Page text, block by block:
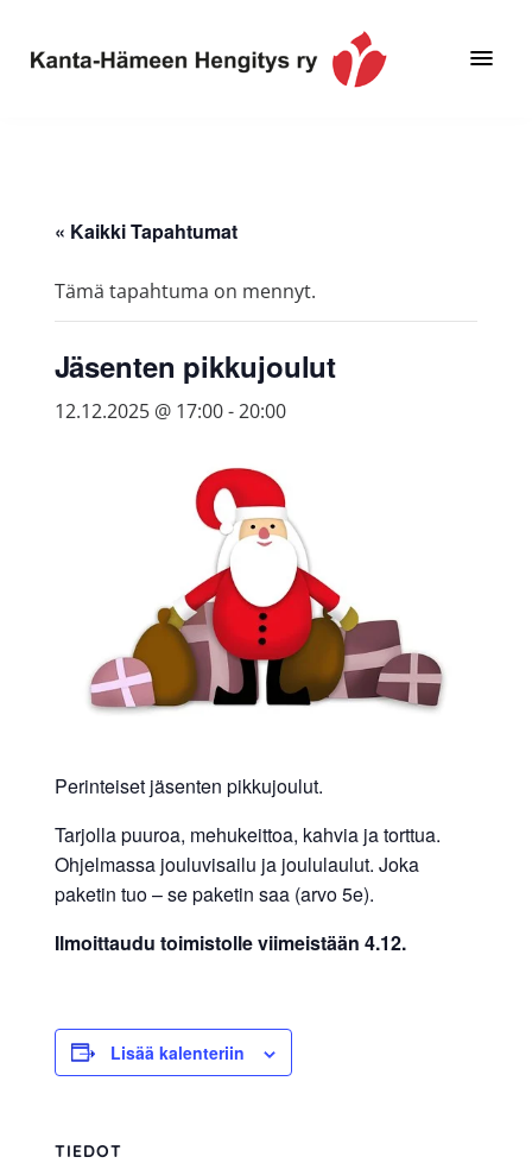
pääsisältöön
alatunnisteeseen
Hengitys
erityisesti
sinua
keuhkoahtaumatauti,uniapnea,
muut
« Kaikki Tapahtumat
Tämä tapahtuma on mennyt.
Jäsenten pikkujoulut
12.12.2025 @ 17:00-20:00
Perinteiset jäsenten pikkujoulut.
Tarjolla puuroa, mehukeittoa, kahvia ja torttua.
Ohjelmassa jouluvisailu ja joululaulut. Joka
paketin tuo – se paketin saa (arvo 5e).
Ilmoittaudu toimistolle viimeistään 4.12.
Lisää kalenteriin
TIEDOT